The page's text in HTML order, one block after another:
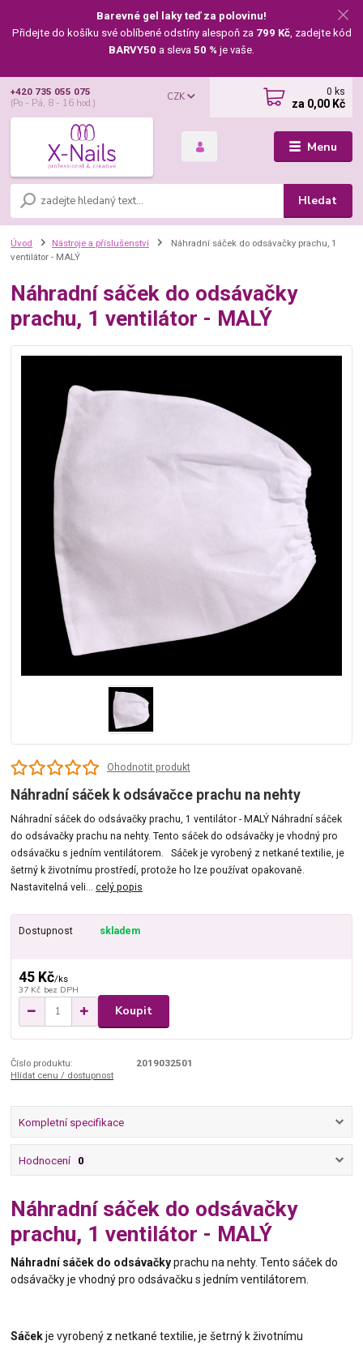
Barevné gel laky teď za polovinu!
Přidejte do košíku své oblíbené odstíny alespoň za 799 Kč, zadejte kód
BARVY50 a sleva 50 % je vaše.
Menu
CZK
Hledat
+420 735 055 075
(Po - Pá, 8 - 16 hod.)
0 ks
za 0,00 Kč
Úvod Nástroje a příslušenství
Náhradní sáček do odsávačky prachu, 1
ventilátor - MALÝ
Náhradní sáček do odsávačky
prachu, 1 ventilátor - MALÝ
Ohodnotit produkt
Náhradní sáček k odsávačce prachu na nehty
Náhradní sáček do odsávačky prachu, 1 ventilátor - MALÝ Náhradní sáček
do odsávačky prachu na nehty. Tento sáček do odsávačky je vhodný pro
odsávačku s jedním ventilátorem. Sáček je vyrobený z netkané textilie, je
šetrný k životnímu prostředí, protože ho lze používat opakovaně.
Nastavitelná veli...celý popis
Dostupnost skladem
45 Kč/ks
37 Kč bez DPH
Koupit
Číslo produktu:
2019032501
Hlídat cenu / dostupnost
Kompletní specifikace
Hodnocení 0
Náhradní sáček do odsávačky
prachu, 1 ventilátor - MALÝ
Náhradní sáček do odsávačkyprachu na nehty. Tento sáček do
odsávačky je vhodný pro odsávačku s jedním ventilátorem.
Sáčekje vyrobený z netkané textilie, je šetrný k životnímu